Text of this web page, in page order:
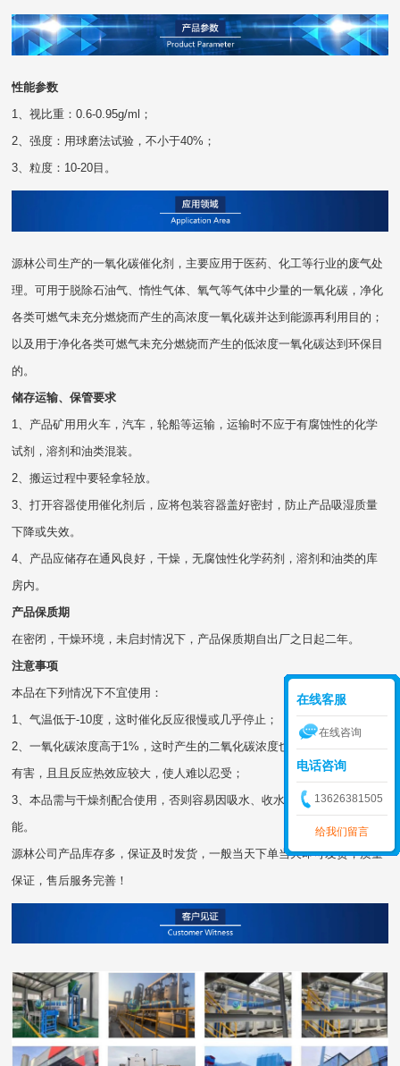
性能参数
1、视比重：0.6-0.95g/ml；
2、强度：用球磨法试验，不小于40%；
3、粒度：10-20目。
源林公司生产的一氧化碳催化剂，主要应用于医药、化工等行业的废气处
理。可用于脱除石油气、惰性气体、氧气等气体中少量的一氧化碳，净化
各类可燃气未充分燃烧而产生的高浓度一氧化碳并达到能源再利用目的；
以及用于净化各类可燃气未充分燃烧而产生的低浓度一氧化碳达到环保目
的。
储存运输、保管要求
1、产品矿用用火车，汽车，轮船等运输，运输时不应于有腐蚀性的化学
试剂，溶剂和油类混装。
2、搬运过程中要轻拿轻放。
3、打开容器使用催化剂后，应将包装容器盖好密封，防止产品吸湿质量
下降或失效。
4、产品应储存在通风良好，干燥，无腐蚀性化学药剂，溶剂和油类的库
房内。
产品保质期
在密闭，干燥环境，未启封情况下，产品保质期自出厂之日起二年。
注意事项
本品在下列情况下不宜使用：
1、气温低于-10度，这时催化反应很慢或几乎停止；
2、一氧化碳浓度高于1%，这时产生的二氧化碳浓度也高于1%，对人体
有害，且且反应热效应较大，使人难以忍受；
3、本品需与干燥剂配合使用，否则容易因吸水、收水分而降低催化性
能。
源林公司产品库存多，保证及时发货，一般当天下单当天即可发货，质量
保证，售后服务完善！
在线客服
在线咨询
电话咨询
13626381505
给我们留言